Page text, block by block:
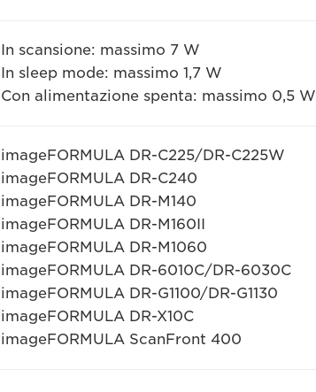
In scansione: massimo 7 W
In sleep mode: massimo 1,7 W
Con alimentazione spenta: massimo 0,5 W
imageFORMULA DR-C225/DR-C225W
imageFORMULA DR-C240
imageFORMULA DR-M140
imageFORMULA DR-M160II
imageFORMULA DR-M1060
imageFORMULA DR-6010C/DR-6030C
imageFORMULA DR-G1100/DR-G1130
imageFORMULA DR-X10C
imageFORMULA ScanFront 400